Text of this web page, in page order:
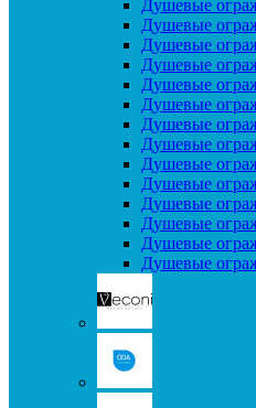
Душевые
Душевые
Душевые
Душевые
Душевые
Душевые
Душевые
Душевые
Душевые
Душевые
Душевые
Душевые
Душевые
Душевые